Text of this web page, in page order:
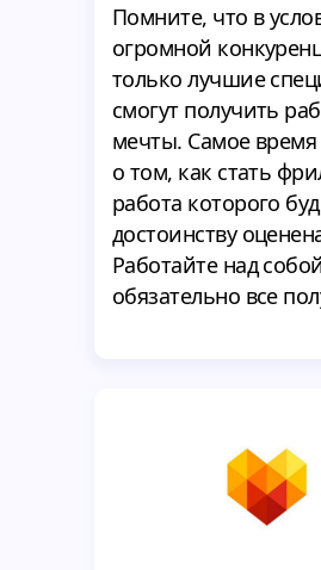
Помните, что в
огромной
только лучшие
смогут получить
мечты. Самое время
о том, как стать
работа которого
достоинству
Работайте над
обязательно все